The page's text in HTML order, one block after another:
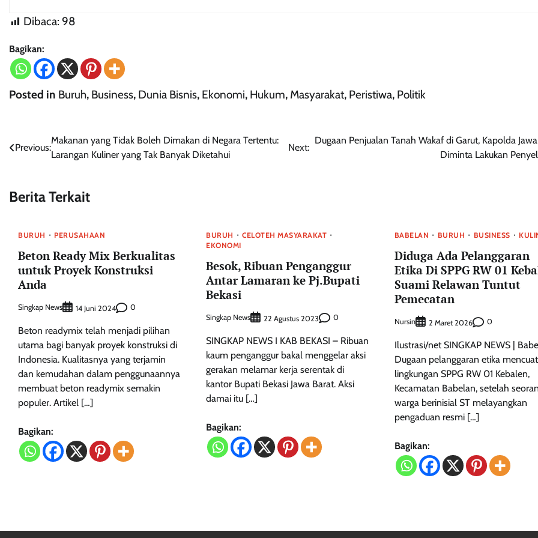
Dibaca: 98
Bagikan:
Posted in Buruh, Business, Dunia Bisnis, Ekonomi, Hukum, Masyarakat, Peristiwa, Politik
Navigasi
Previous:
Makanan yang Tidak Boleh Dimakan di Negara Tertentu:
Larangan Kuliner yang Tak Banyak Diketahui
Next:
Dugaan Penjualan Tanah Wakaf di Garut, Kapolda
Diminta Lakukan
Berita Terkait
BURUH PERUSAHAAN
Beton Ready Mix Berkualitas
untuk Proyek Konstruksi
Anda
Singkap News 14 Juni 2024 0
Beton readymix telah menjadi pilihan
utama bagi banyak proyek konstruksi di
Indonesia. Kualitasnya yang terjamin
dan kemudahan dalam penggunaannya
membuat beton readymix semakin
populer. Artikel […]
Bagikan:
BURUH
CELOTEH MASYARAKAT
EKONOMI
Besok, Ribuan Penganggur
Antar Lamaran ke Pj.Bupati
Bekasi
Singkap News 22 Agustus 2023 0
SINGKAP NEWS I KAB BEKASI – Ribuan
kaum penganggur bakal menggelar aksi
gerakan melamar kerja serentak di
kantor Bupati Bekasi Jawa Barat. Aksi
damai itu […]
Bagikan:
BABELAN BURUH BUSINESS
Diduga Ada Pelanggaran
Etika Di SPPG RW 01
Suami Relawan Tuntut
Pemecatan
Nursin 2 Maret 2026 0
Ilustrasi/net SINGKAP NEWS |
Dugaan pelanggaran etika
lingkungan SPPG RW 01 Kebalen,
Kecamatan Babelan, setelah
warga berinisial ST melayangkan
pengaduan resmi […]
Bagikan: